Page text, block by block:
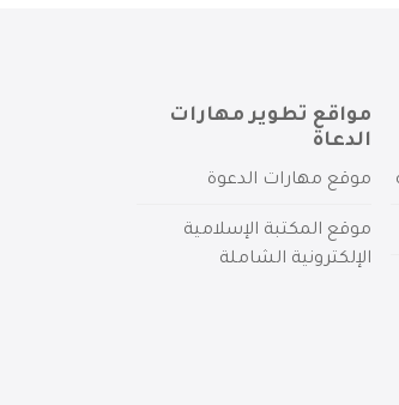
مواقع تطوير مهارات
الدعاة
موقع مهارات الدعوة
موقع المكتبة الإسلامية
الإلكترونية الشاملة